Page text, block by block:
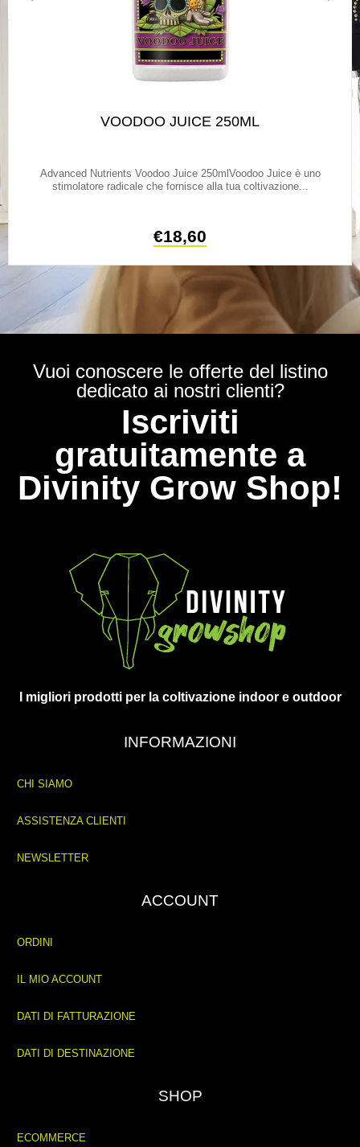
VOODOO JUICE 250ML
Advanced Nutrients Voodoo Juice 250mlVoodoo Juice è uno
stimolatore radicale che fornisce alla tua coltivazione...
€18,60
Vuoi conoscere le offerte del listino
dedicato ai nostri clienti?
Iscriviti
gratuitamente a
Divinity Grow Shop!
I migliori prodotti per la coltivazione indoor e outdoor
INFORMAZIONI
CHI SIAMO
ASSISTENZA CLIENTI
NEWSLETTER
ACCOUNT
ORDINI
IL MIO ACCOUNT
DATI DI FATTURAZIONE
DATI DI DESTINAZIONE
SHOP
ECOMMERCE